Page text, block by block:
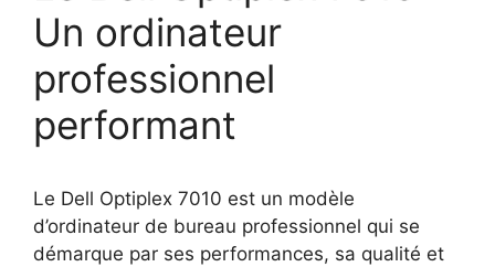
Un ordinateur
professionnel
performant
Le Dell Optiplex 7010 est un modèle
d’ordinateur de bureau professionnel qui se
démarque par ses performances, sa qualité et